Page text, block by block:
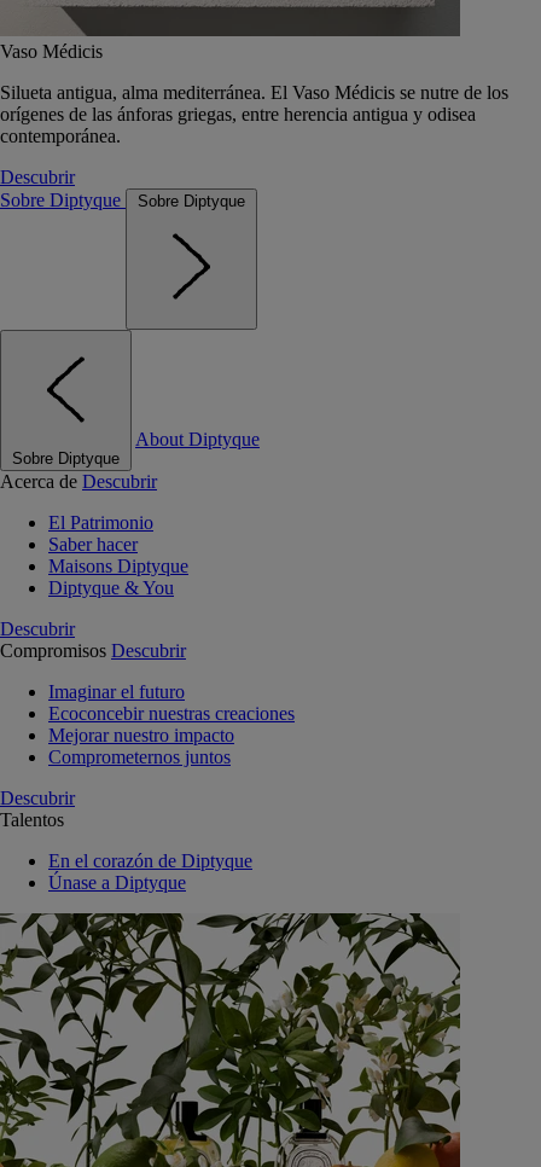
Vaso Médicis
Silueta antigua, alma mediterránea. El Vaso Médicis se nutre de los
orígenes de las ánforas griegas, entre herencia antigua y odisea
contemporánea.
Descubrir
Sobre Diptyque
Sobre Diptyque
Sobre Diptyque
About Diptyque
Acerca de Descubrir
El Patrimonio
Saber hacer
Maisons Diptyque
Diptyque & You
Descubrir
Compromisos Descubrir
Imaginar el futuro
Ecoconcebir nuestras creaciones
Mejorar nuestro impacto
Comprometernos juntos
Descubrir
Talentos
En el corazón de Diptyque
Únase a Diptyque